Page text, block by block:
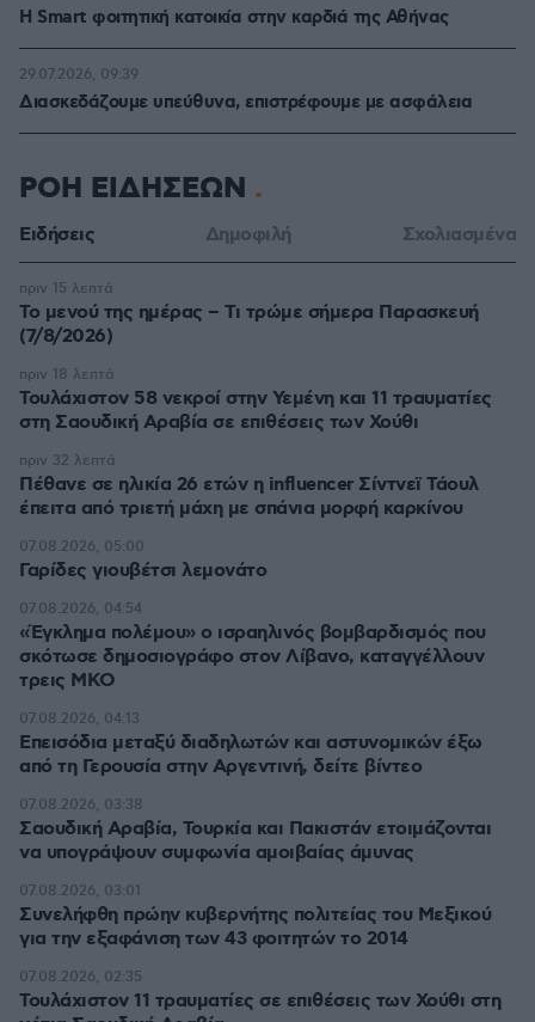
Η Smart φοιτητική κατοικία στην καρδιά της Αθήνας
Διασκεδάζουμε υπεύθυνα, επιστρέφουμε με ασφάλεια
29.07.2026, 09:39
ΡΟΗ ΕΙΔΗΣΕΩΝ
Ειδήσεις Δημοφιλή Σχολιασμένα
Το μενού της ημέρας – Τι τρώμε σήμερα Παρασκευή
(7/8/2026)
πριν 15 λεπτά
Τουλάχιστον 58 νεκροί στην Υεμένη και 11 τραυματίες
στη Σαουδική Αραβία σε επιθέσεις των Χούθι
πριν 18 λεπτά
Πέθανε σε ηλικία 26 ετών η influencer Σίντνεϊ Τάουλ
έπειτα από τριετή μάχη με σπάνια μορφή καρκίνου
πριν 32 λεπτά
Γαρίδες γιουβέτσι λεμονάτο
07.08.2026, 05:00
«Έγκλημα πολέμου» ο ισραηλινός βομβαρδισμός που
σκότωσε δημοσιογράφο στον Λίβανο, καταγγέλλουν
τρεις ΜΚΟ
07.08.2026, 04:54
Επεισόδια μεταξύ διαδηλωτών και αστυνομικών έξω
από τη Γερουσία στην Αργεντινή, δείτε βίντεο
07.08.2026, 04:13
Σαουδική Αραβία, Τουρκία και Πακιστάν ετοιμάζονται
να υπογράψουν συμφωνία αμοιβαίας άμυνας
07.08.2026, 03:38
Συνελήφθη πρώην κυβερνήτης πολιτείας του Μεξικού
για την εξαφάνιση των 43 φοιτητών το 2014
07.08.2026, 03:01
Τουλάχιστον 11 τραυματίες σε επιθέσεις των Χούθι στη
07.08.2026, 02:35